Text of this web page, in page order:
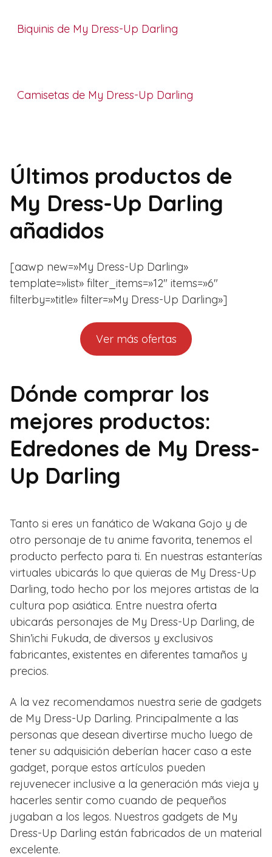
Biquinis de My Dress-Up Darling
Camisetas de My Dress-Up Darling
Últimos productos de
My Dress-Up Darling
añadidos
[aawp new=»My Dress-Up Darling»
template=»list» filter_items=»12″ items=»6″
filterby=»title» filter=»My Dress-Up Darling»]
Ver más ofertas
Dónde comprar los
mejores productos:
Edredones de My Dress-
Up Darling
Tanto si eres un fanático de Wakana Gojo y de
otro personaje de tu anime favorita, tenemos el
producto perfecto para ti. En nuestras estanterías
virtuales ubicarás lo que quieras de My Dress-Up
Darling, todo hecho por los mejores artistas de la
cultura pop asiática. Entre nuestra oferta
ubicarás personajes de My Dress-Up Darling, de
Shin’ichi Fukuda, de diversos y exclusivos
fabricantes, existentes en diferentes tamaños y
precios.
A la vez recomendamos nuestra serie de gadgets
de My Dress-Up Darling. Principalmente a las
personas que desean divertirse mucho luego de
tener su adquisición deberían hacer caso a este
gadget, porque estos artículos pueden
rejuvenecer inclusive a la generación más vieja y
hacerles sentir como cuando de pequeños
jugaban a los legos. Nuestros gadgets de My
Dress-Up Darling están fabricados de un material
excelente.